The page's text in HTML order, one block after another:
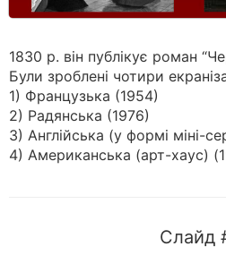
1830 р. він публікує роман
Були зроблені чотири
1) Французька (1954)
2) Радянська (1976)
3) Англійська (у формі міні-
4) Американська (арт-хаус)
Слайд